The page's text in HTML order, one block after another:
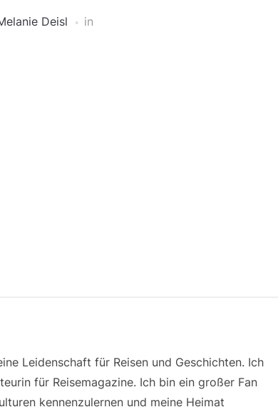
Deisl in
Leidenschaft für Reisen und Geschichten. Ich
für Reisemagazine. Ich bin ein großer Fan
kennenzulernen und meine Heimat